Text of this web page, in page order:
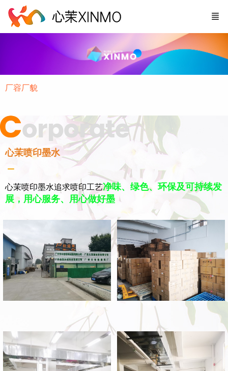
厂容厂貌
心茉喷印墨水
心茉喷印墨水追求喷印工艺净味、绿色、环保及可持续发
展，用心服务、用心做好墨